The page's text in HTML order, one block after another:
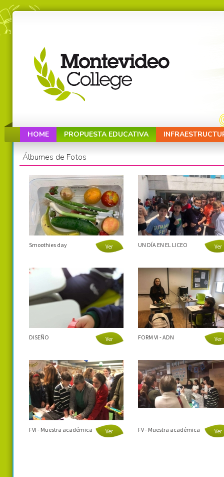
HOME PROPUESTA EDUCATIVA
Álbumes de Fotos
Smoothies day Ver UN DÍA EN EL LICEO Ver
DISEÑO Ver FORM VI - ADN Ver
FVI - Muestra académica Ver FV - Muestra académica Ver